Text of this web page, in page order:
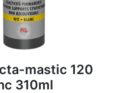
mastic 120
310ml